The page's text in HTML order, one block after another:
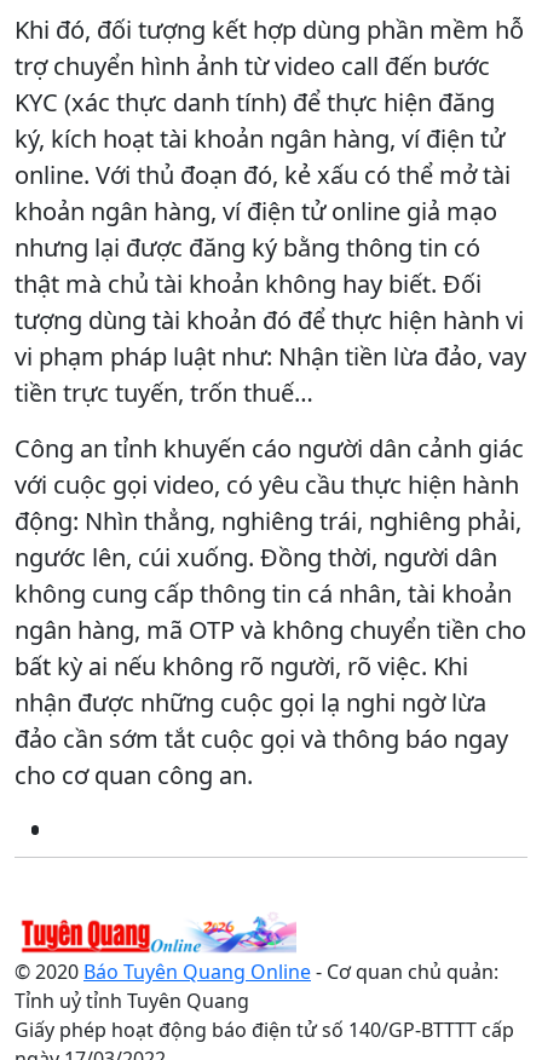
Khi đó, đối tượng kết hợp dùng phần mềm hỗ
trợ chuyển hình ảnh từ video call đến bước
KYC (xác thực danh tính) để thực hiện đăng
ký, kích hoạt tài khoản ngân hàng, ví điện tử
online. Với thủ đoạn đó, kẻ xấu có thể mở tài
khoản ngân hàng, ví điện tử online giả mạo
nhưng lại được đăng ký bằng thông tin có
thật mà chủ tài khoản không hay biết. Đối
tượng dùng tài khoản đó để thực hiện hành vi
vi phạm pháp luật như: Nhận tiền lừa đảo, vay
tiền trực tuyến, trốn thuế…
Công an tỉnh khuyến cáo người dân cảnh giác
với cuộc gọi video, có yêu cầu thực hiện hành
động: Nhìn thẳng, nghiêng trái, nghiêng phải,
ngước lên, cúi xuống. Đồng thời, người dân
không cung cấp thông tin cá nhân, tài khoản
ngân hàng, mã OTP và không chuyển tiền cho
bất kỳ ai nếu không rõ người, rõ việc. Khi
nhận được những cuộc gọi lạ nghi ngờ lừa
đảo cần sớm tắt cuộc gọi và thông báo ngay
cho cơ quan công an.
© 2020 Báo Tuyên Quang Online- Cơ quan chủ quản:
Tỉnh uỷ tỉnh Tuyên Quang
Giấy phép hoạt động báo điện tử số 140/GP-BTTTT cấp